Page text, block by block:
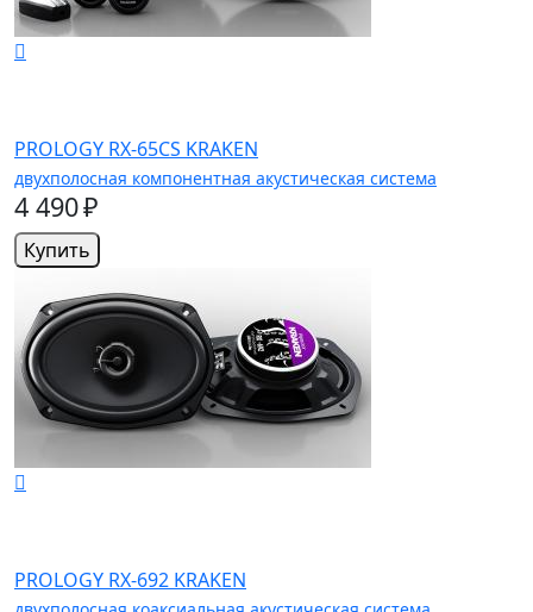
PROLOGY RX-65CS KRAKEN
двухполосная компонентная акустическая система
4 490 ₽
Купить
PROLOGY RX-692 KRAKEN